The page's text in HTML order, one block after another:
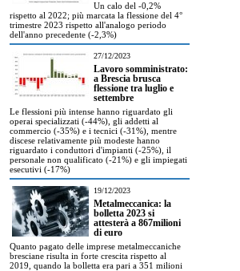
Un calo del -0,2%
rispetto al 2022; più marcata la flessione del 4°
trimestre 2023 rispetto all'analogo periodo
dell'anno precedente (-2,3%)
27/12/2023
Lavoro somministrato:
a Brescia brusca
flessione tra luglio e
settembre
Le flessioni più intense hanno riguardato gli
operai specializzati (-44%), gli addetti al
commercio (-35%) e i tecnici (-31%), mentre
discese relativamente più modeste hanno
riguardato i conduttori d'impianti (-25%), il
personale non qualificato (-21%) e gli impiegati
esecutivi (-17%)
19/12/2023
Metalmeccanica: la
bolletta 2023 si
attesterà a 867milioni
di euro
Quanto pagato delle imprese metalmeccaniche
bresciane risulta in forte crescita rispetto al
2019, quando la bolletta era pari a 351 milioni